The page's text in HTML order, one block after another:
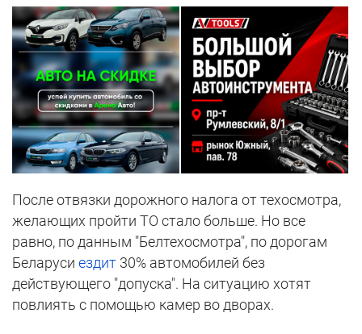
После отвязки дорожного налога от техосмотра,
желающих пройти ТО стало больше. Но все
равно, по данным "Белтехосмотра", по дорогам
Беларуси ездит 30% автомобилей без
действующего "допуска". На ситуацию хотят
повлиять с помощью камер во дворах.